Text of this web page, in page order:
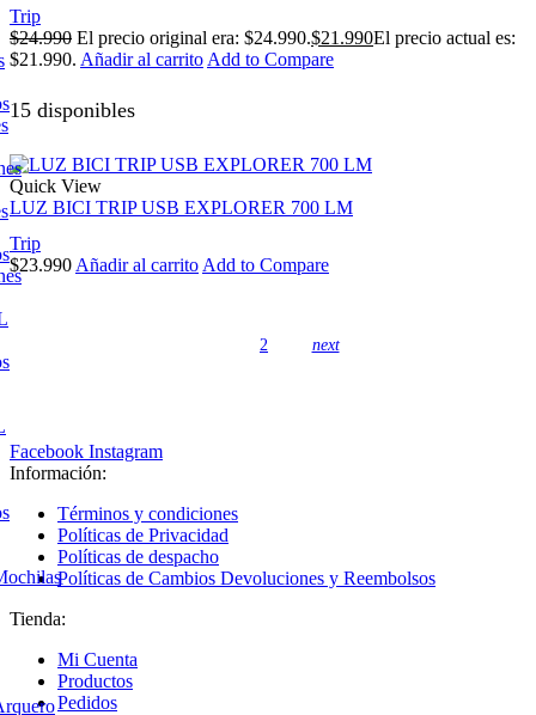
Trip
$24.990 El precio original era: $24.990.$21.990El precio actual es:
$21.990. Añadir al carrito Add to Compare
15 disponibles
Quick View
LUZ BICI TRIP USB EXPLORER 700 LM
Trip
$23.990 Añadir al carrito Add to Compare
2 next
Facebook Instagram
Información:
Términos y condiciones
Políticas de Privacidad
Políticas de despacho
Políticas de Cambios Devoluciones y Reembolsos
Tienda:
Mi Cuenta
Productos
Pedidos